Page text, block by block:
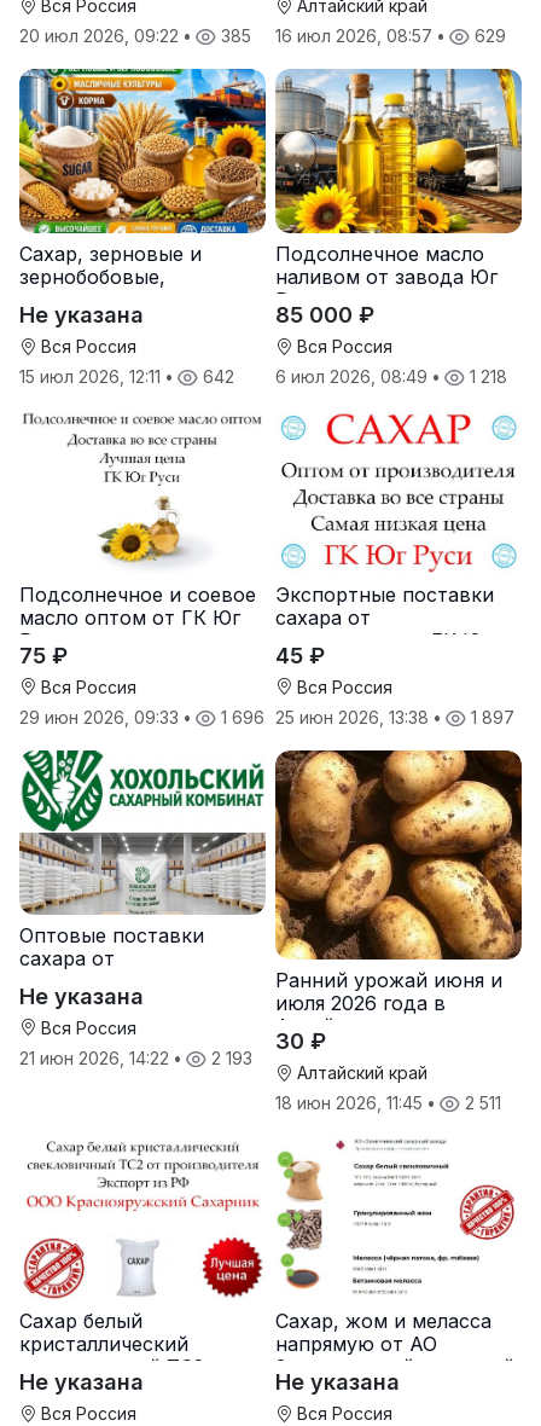
Вся Россия
20 июл 2026, 09:22 • 385
Алтайский край
16 июл 2026, 08:57 • 629
Сахар, зерновые и
зернобобовые,
корма
Не указана
Вся Россия
15 июл 2026, 12:11 • 642
Подсолнечное масло
наливом от завода Юг
Руси
85 000 ₽
Вся Россия
6 июл 2026, 08:49 • 1 218
Подсолнечное и соевое
масло оптом от ГК Юг
Руси
75 ₽
Вся Россия
29 июн 2026, 09:33 • 1 696
Экспортные поставки
сахара от
производителя ГК Юг
Руси
45 ₽
Вся Россия
25 июн 2026, 13:38 • 1 897
Оптовые поставки
сахара от
Хохольский сахарный
комбинат
Не указана
Вся Россия
21 июн 2026, 14:22 • 2 193
Ранний урожай июня и
июля 2026 года в
Алтайском крае
30 ₽
Алтайский край
18 июн 2026, 11:45 • 2 511
Сахар белый
кристаллический
свекловичный ТС2 от
производителя
Не указана
Вся Россия
Сахар, жом и меласса
напрямую от АО
Земетчинский сахарный
завод
Не указана
Вся Россия